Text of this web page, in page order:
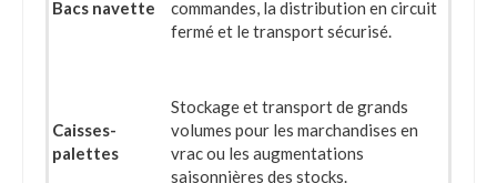
Bacs navette
commandes, la distribution en circuit
fermé et le transport sécurisé.
Caisses-
palettes
Stockage et transport de grands
volumes pour les marchandises en
vrac ou les augmentations
saisonnières des stocks.